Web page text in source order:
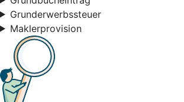
Grunderwerbssteuer
Maklerprovision